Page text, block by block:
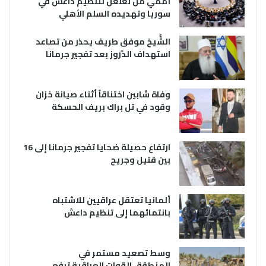
سوريا وتهديده السلم الأهلي
الشَّيخ موفق طريف يحذر من تصاعد
استهداف الدَّروز بعد تفجير جرمانا
وفاة شابين اختناقاً أثناء صيانة خزان
وقود في تل براك بريف الحسكة
ارتفاع حصيلة ضحايا تفجير جرمانا إلى 16
بين قتيل وجريح
ألمانيا تعتقل عراقيين للاشتباه
بانتمائهما إلى تنظيم داعش
وسط تصعيد مستمر في